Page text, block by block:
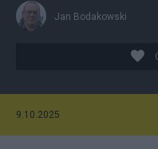
Jan Bodakowski
9.10.2025